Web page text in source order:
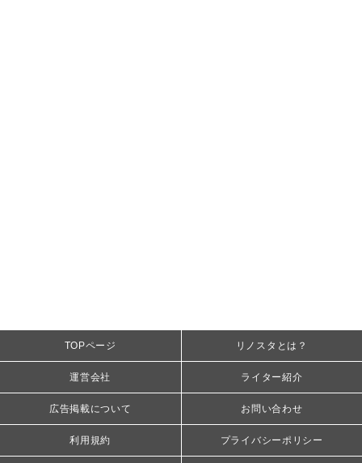
TOPページ リノスタとは？
運営会社 ライター紹介
広告掲載について お問い合わせ
利用規約 プライバシーポリシー